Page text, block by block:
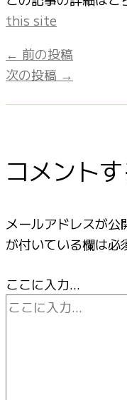
this site
← 前の投稿
次の投稿 →
コメント
メールアドレスが公
が付いている欄は必
ここに入力…